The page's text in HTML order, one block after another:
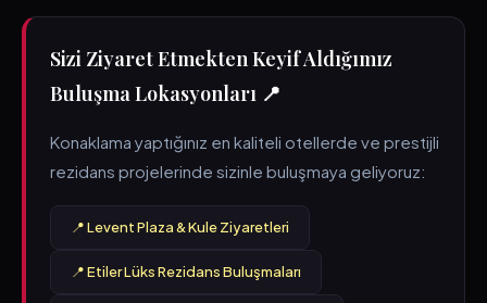
Sizi Ziyaret Etmekten Keyif Aldığımız
Buluşma Lokasyonları 📍
Konaklama yaptığınız en kaliteli otellerde ve prestijli
rezidans projelerinde sizinle buluşmaya geliyoruz:
📍 Levent Plaza & Kule Ziyaretleri
📍 Etiler Lüks Rezidans Buluşmaları